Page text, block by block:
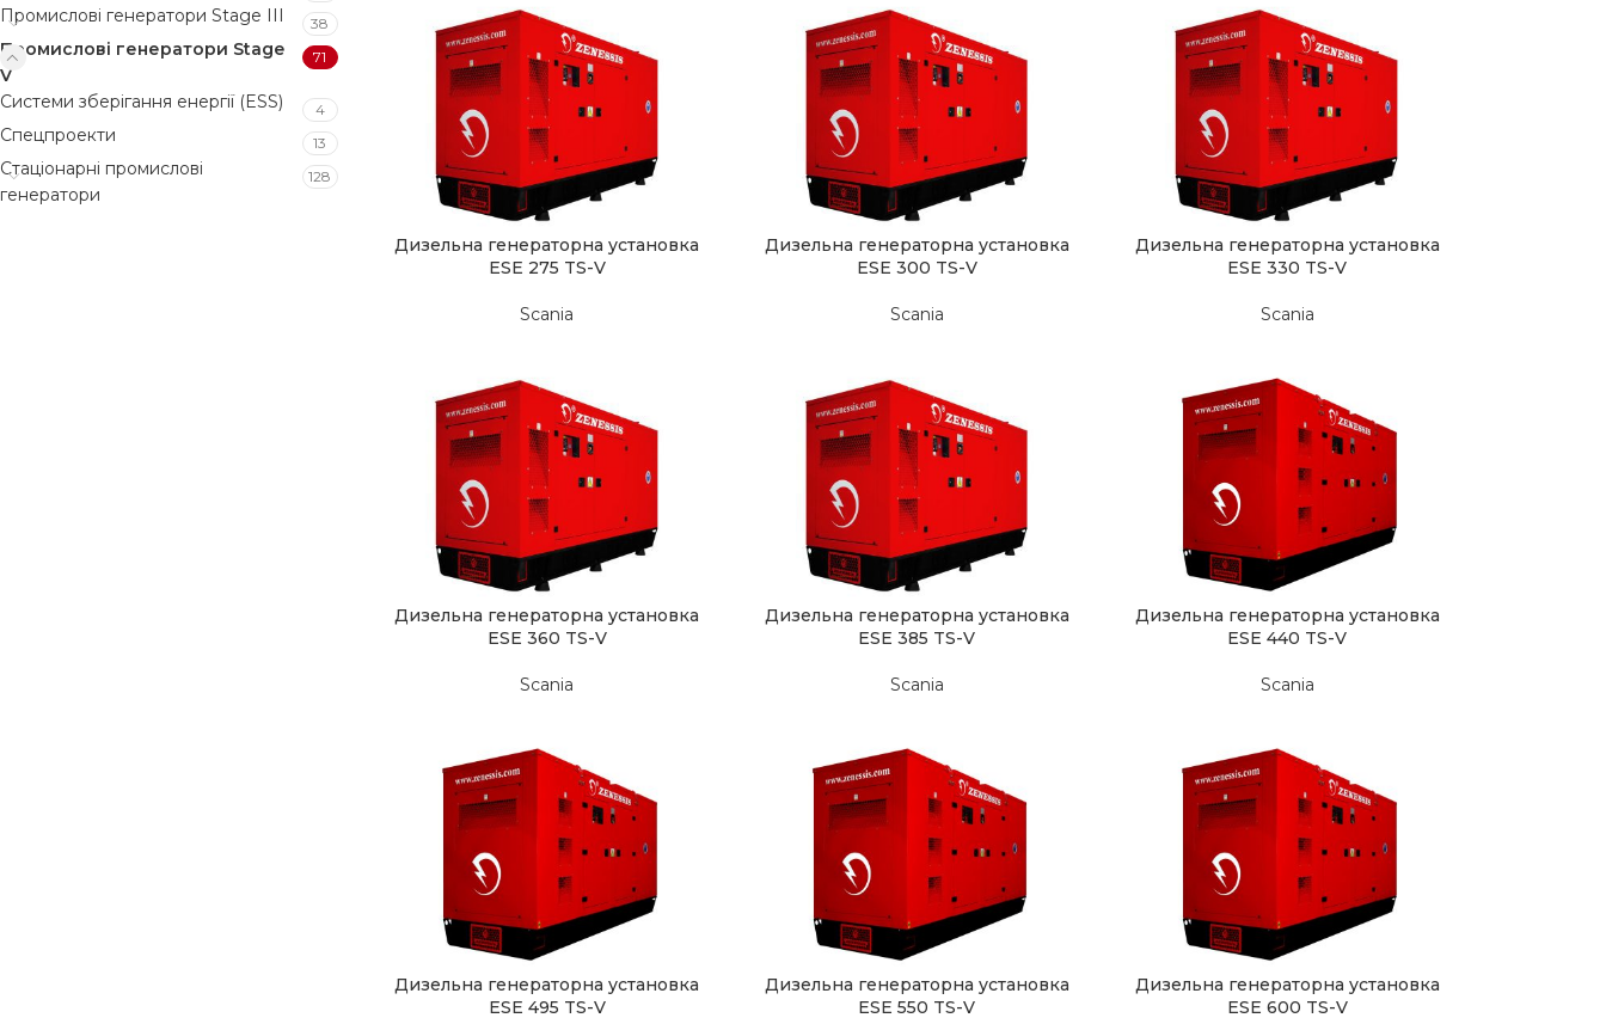
Промислові генератори Stage III 38
Промислові генератори Stage
V
71
Системи зберігання енергії (ESS) 4
Спецпроекти 13
Стаціонарні промислові
генератори
128
Дизельна генераторна установка
ESE 275 TS-V
Scania
Дизельна генераторна установка
ESE 300 TS-V
Scania
Дизельна генераторна установка
ESE 330 TS-V
Scania
Дизельна генераторна установка
ESE 360 TS-V
Scania
Дизельна генераторна установка
ESE 385 TS-V
Scania
Дизельна генераторна установка
ESE 440 TS-V
Scania
Дизельна генераторна установка
ESE 495 TS-V
Дизельна генераторна установка
ESE 550 TS-V
Дизельна генераторна установка
ESE 600 TS-V